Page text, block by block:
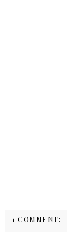
1 COMMENT: